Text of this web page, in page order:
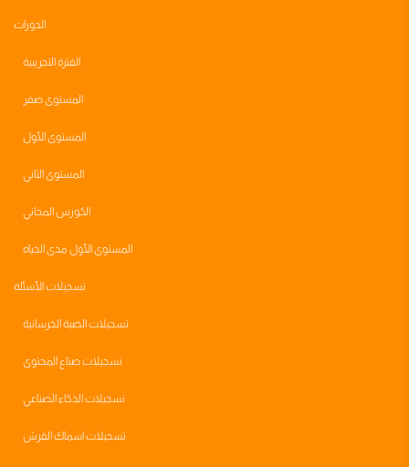
الدورات
الفترة التجريبية
المستوى صفر
المستوى الأول
المستوى الثاني
الكورس المجاني
المستوى الأول مدى الحياه
تسجيلات الأسئلة
تسجيلات الصبة الخرسانية
تسجيلات صناع المحتوى
تسجيلات الذكاء الصناعي
تسجيلات اسماك القرش